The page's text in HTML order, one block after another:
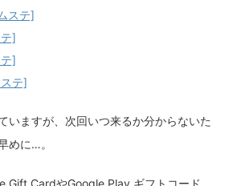
ステ]
]
]
テ]
いますが、次回いつ来るか分からないた
めに…。